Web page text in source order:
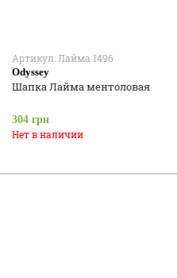
Артикул: Лайма 1496
Odyssey
Шапка Лайма ментоловая
304 грн
Нет в наличии